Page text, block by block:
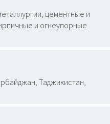
цементные и
и огнеупорные
Таджикистан,